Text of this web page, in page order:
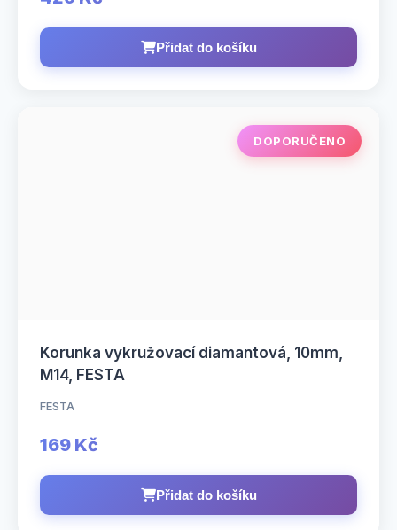
Přidat do košíku
DOPORUČENO
Korunka vykružovací diamantová, 10mm,
M14, FESTA
FESTA
169 Kč
Přidat do košíku